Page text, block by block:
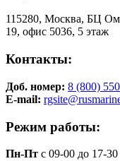
115280, Москва, БЦ
19, офис 5036, 5 этаж
Контакты:
Доб. номер: 8 (800)
E-mail:
Режим работы:
Пн-Пт с 09-00 до 17-30